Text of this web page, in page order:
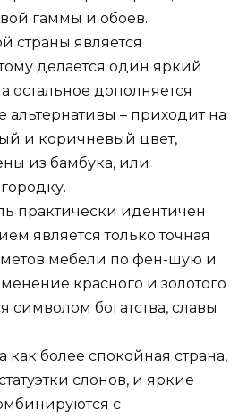
гаммы и обоев.
страны является
делается один яркий
остальное дополняется
альтернативы – приходит на
и коричневый цвет,
из бамбука, или
практически идентичен
является только точная
мебели по фен-шую и
красного и золотого
символом богатства, славы
как более спокойная страна,
слонов, и яркие
с